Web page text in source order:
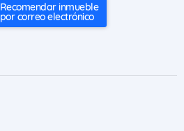
Recomendar inmueble
por correo electrónico